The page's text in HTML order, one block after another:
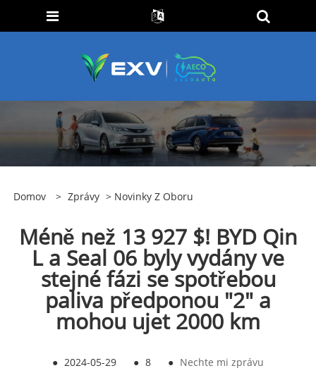
Domov > Zprávy > Novinky Z Oboru
Méně než 13 927 $! BYD Qin
L a Seal 06 byly vydány ve
stejné fázi se spotřebou
paliva předponou "2" a
mohou ujet 2000 km
● 2024-05-29 ● 8 ● Nechte mi zprávu